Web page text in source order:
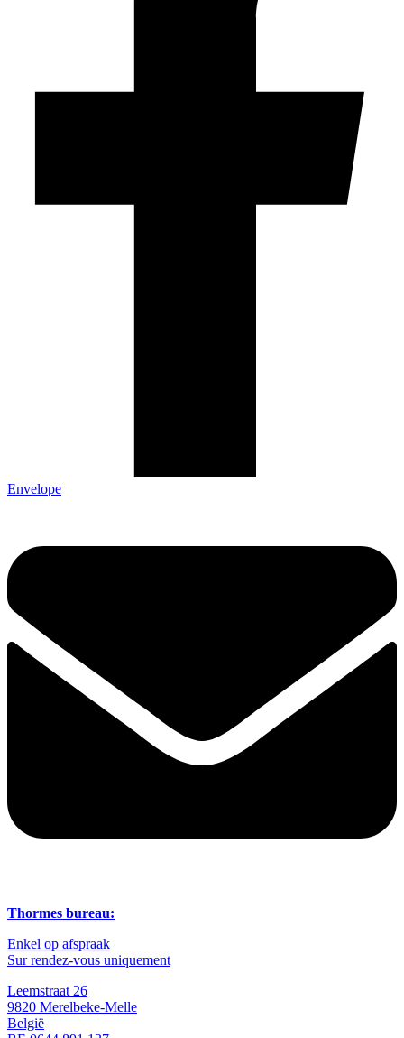
Envelope
Thormes bureau:
Enkel op afspraak
Sur rendez-vous uniquement
Leemstraat 26
9820 Merelbeke-Melle
België